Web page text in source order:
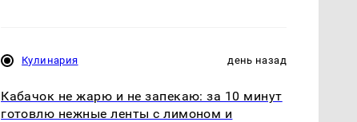
Кулинария день назад
Кабачок не жарю и не запекаю: за 10 минут
готовлю нежные ленты с лимоном и